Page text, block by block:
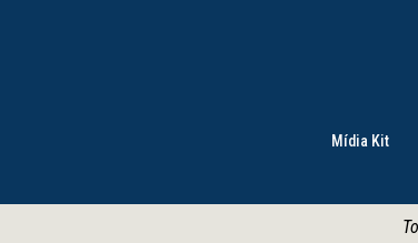
Mídia Kit